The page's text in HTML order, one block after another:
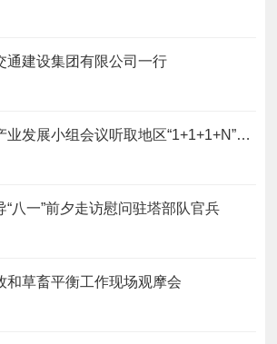
通建设集团有限公司一行
地委财经委召开产业发展小组会议听取地区“1+1+1+N”重大产业项目推进情况汇报
“八一”前夕走访慰问驻塔部队官兵
和草畜平衡工作现场观摩会